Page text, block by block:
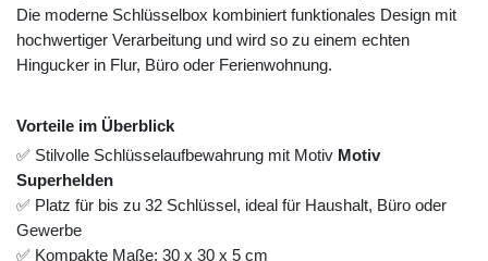
Die moderne Schlüsselbox kombiniert funktionales Design mit
hochwertiger Verarbeitung und wird so zu einem echten
Hingucker in Flur, Büro oder Ferienwohnung.
Vorteile im Überblick
✅ Stilvolle Schlüsselaufbewahrung mit Motiv Motiv
Superhelden
✅ Platz für bis zu 32 Schlüssel, ideal für Haushalt, Büro oder
Gewerbe
✅ Kompakte Maße: 30 x 30 x 5 cm